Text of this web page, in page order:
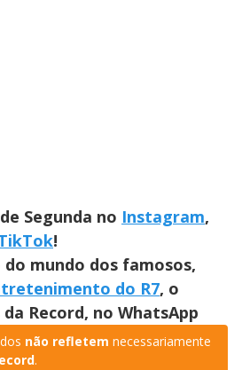
Segunda no Instagram,
!
mundo dos famosos,
do R7, o
Record, no WhatsApp
não refletem necessariamente
.